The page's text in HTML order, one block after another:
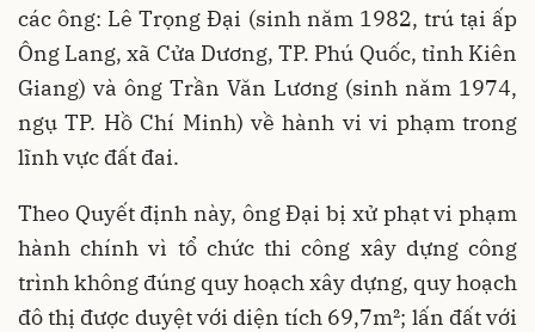
các ông: Lê Trọng Đại (sinh năm 1982, trú tại ấp
Ông Lang, xã Cửa Dương, TP. Phú Quốc, tỉnh Kiên
Giang) và ông Trần Văn Lương (sinh năm 1974,
ngụ TP. Hồ Chí Minh) về hành vi vi phạm trong
lĩnh vực đất đai.
Theo Quyết định này, ông Đại bị xử phạt vi phạm
hành chính vì tổ chức thi công xây dựng công
trình không đúng quy hoạch xây dựng, quy hoạch
đô thị được duyệt với diện tích 69,7m²; lấn đất với